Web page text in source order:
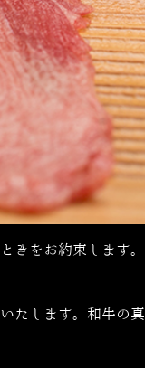
きをお約束します。
たします。和牛の真